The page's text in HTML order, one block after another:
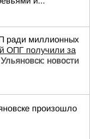
ради миллионных
ОПГ получили за
новости
произошло